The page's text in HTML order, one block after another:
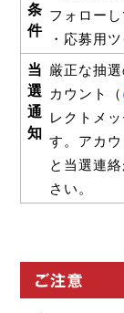
条
件
フォロー
・応募用
当
選
通
知
厳正な抽
カウント（
レクトメ
す。アカ
と当選連
さい。